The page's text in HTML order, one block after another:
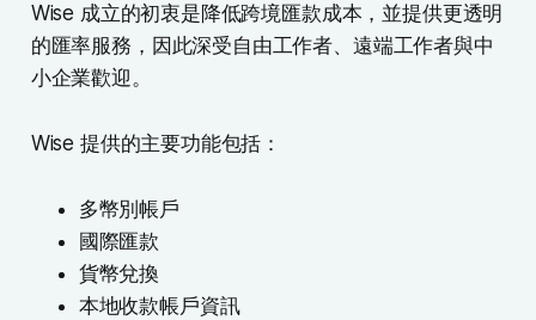
Wise 成立的初衷是降低跨境匯款成本，並提供更透明
的匯率服務，因此深受自由工作者、遠端工作者與中
小企業歡迎。
Wise 提供的主要功能包括：
多幣別帳戶
國際匯款
貨幣兌換
本地收款帳戶資訊